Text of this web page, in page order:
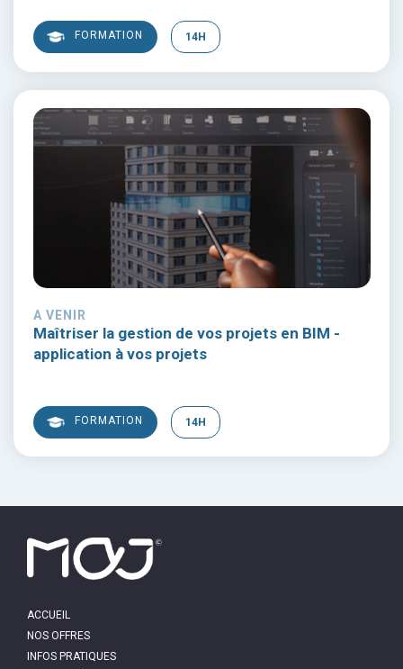
FORMATION 14H
A VENIR
Maîtriser la gestion de vos projets en BIM -
application à vos projets
FORMATION 14H
MAIN
ACCUEIL
NOS OFFRES
INFOS PRATIQUES